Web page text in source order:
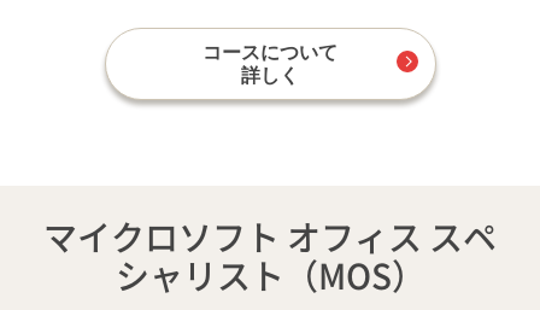
コースについて
詳しく
マイクロソフト オフィス スペ
シャリスト（MOS）